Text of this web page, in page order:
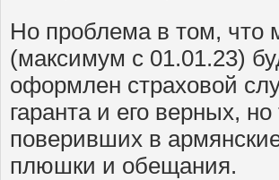
Но проблема в том, что
(максимум с 01.01.23)
оформлен страховой
гаранта и его верных,
поверивших в
плюшки и обещания.